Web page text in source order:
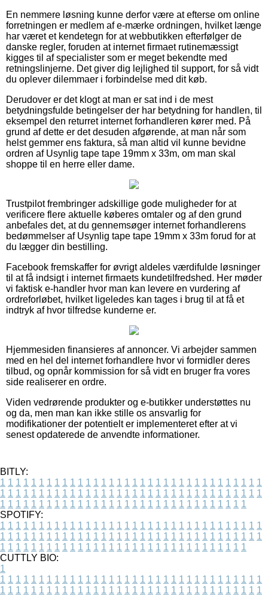
En nemmere løsning kunne derfor være at efterse om online
forretningen er medlem af e-mærke ordningen, hvilket længe
har været et kendetegn for at webbutikken efterfølger de
danske regler, foruden at internet firmaet rutinemæssigt
kigges til af specialister som er meget bekendte med
retningslinjerne. Det giver dig lejlighed til support, for så vidt
du oplever dilemmaer i forbindelse med dit køb.
Derudover er det klogt at man er sat ind i de mest
betydningsfulde betingelser der har betydning for handlen, til
eksempel den returret internet forhandleren kører med. På
grund af dette er det desuden afgørende, at man når som
helst gemmer ens faktura, så man altid vil kunne bevidne
ordren af Usynlig tape tape 19mm x 33m, om man skal
shoppe til en herre eller dame.
Trustpilot frembringer adskillige gode muligheder for at
verificere flere aktuelle køberes omtaler og af den grund
anbefales det, at du gennemsøger internet forhandlerens
bedømmelser af Usynlig tape tape 19mm x 33m forud for at
du lægger din bestilling.
Facebook fremskaffer for øvrigt aldeles værdifulde løsninger
til at få indsigt i internet firmaets kundetilfredshed. Her møder
vi faktisk e-handler hvor man kan levere en vurdering af
ordreforløbet, hvilket ligeledes kan tages i brug til at få et
indtryk af hvor tilfredse kunderne er.
Hjemmesiden finansieres af annoncer. Vi arbejder sammen
med en hel del internet forhandlere hvor vi formidler deres
tilbud, og opnår kommission for så vidt en bruger fra vores
side realiserer en ordre.
Viden vedrørende produkter og e-butikker understøttes nu
og da, men man kan ikke stille os ansvarlig for
modifikationer der potentielt er implementeret efter at vi
senest opdaterede de anvendte informationer.
BITLY:
1 1 1 1 1 1 1 1 1 1 1 1 1 1 1 1 1 1 1 1 1 1 1 1 1 1 1 1 1 1 1 1 1 1
1 1 1 1 1 1 1 1 1 1 1 1 1 1 1 1 1 1 1 1 1 1 1 1 1 1 1 1 1 1 1 1 1 1
1 1 1 1 1 1 1 1 1 1 1 1 1 1 1 1 1 1 1 1 1 1 1 1 1 1 1 1 1 1 1 1
SPOTIFY:
1 1 1 1 1 1 1 1 1 1 1 1 1 1 1 1 1 1 1 1 1 1 1 1 1 1 1 1 1 1 1 1 1 1
1 1 1 1 1 1 1 1 1 1 1 1 1 1 1 1 1 1 1 1 1 1 1 1 1 1 1 1 1 1 1 1 1 1
1 1 1 1 1 1 1 1 1 1 1 1 1 1 1 1 1 1 1 1 1 1 1 1 1 1 1 1 1 1 1 1
CUTTLY BIO:
1
1 1 1 1 1 1 1 1 1 1 1 1 1 1 1 1 1 1 1 1 1 1 1 1 1 1 1 1 1 1 1 1 1 1
1 1 1 1 1 1 1 1 1 1 1 1 1 1 1 1 1 1 1 1 1 1 1 1 1 1 1 1 1 1 1 1 1 1